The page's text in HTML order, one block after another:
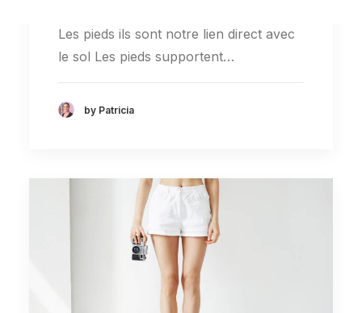
Les pieds ils sont notre lien direct avec
le sol Les pieds supportent…
by Patricia